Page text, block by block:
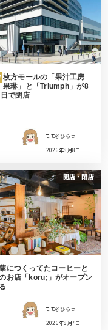
枚方モールの「果汁工房
果琳」と「Triumph」が8
で閉店
モモ＠ひらつー
2026年8月8日
開店・閉店
につくってたコーヒーと
お店「koru;」がオープン
モモ＠ひらつー
2026年8月7日